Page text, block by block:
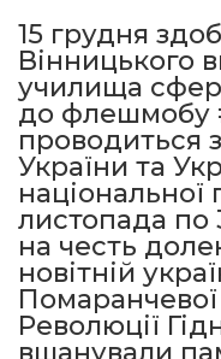
15 грудня
Вінницького
училища
до флешмобу
проводиться
України та
національної
листопада по
на честь
новітній
Революції
вшанували